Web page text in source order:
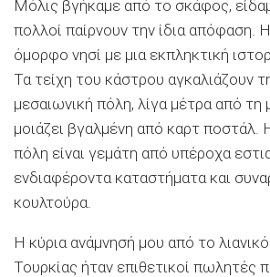
Μόλις βγήκαμε από το σκάφος,
πολλοί παίρνουν την ίδια απόφαση.
όμορφο νησί με μια εκπληκτική
Τα τείχη του κάστρου αγκαλιάζουν
μεσαιωνική πόλη, λίγα μέτρα από τη
μοιάζει βγαλμένη από καρτ ποστάλ.
πόλη είναι γεμάτη από υπέροχα
ενδιαφέροντα καταστήματα και
κουλτούρα.
Η κύρια ανάμνησή μου από το
Τουρκίας ήταν επιθετικοί πωλητές